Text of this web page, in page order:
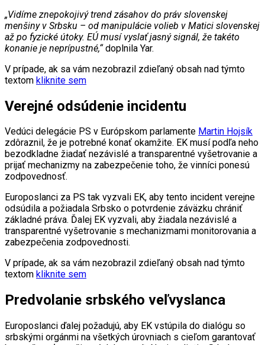
„Vidíme znepokojivý trend zásahov do práv slovenskej
menšiny v Srbsku – od manipulácie volieb v Matici slovenskej
až po fyzické útoky. EÚ musí vyslať jasný signál, že takéto
konanie je neprípustné,“doplnila Yar.
V prípade, ak sa vám nezobrazil zdieľaný obsah nad týmto
textom kliknite sem
Verejné odsúdenie incidentu
Vedúci delegácie PS v Európskom parlamente Martin Hojsík
zdôraznil, že je potrebné konať okamžite. EK musí podľa neho
bezodkladne žiadať nezávislé a transparentné vyšetrovanie a
prijať mechanizmy na zabezpečenie toho, že vinníci ponesú
zodpovednosť.
Europoslanci za PS tak vyzvali EK, aby tento incident verejne
odsúdila a požiadala Srbsko o potvrdenie záväzku chrániť
základné práva. Ďalej EK vyzvali, aby žiadala nezávislé a
transparentné vyšetrovanie s mechanizmami monitorovania a
zabezpečenia zodpovednosti.
V prípade, ak sa vám nezobrazil zdieľaný obsah nad týmto
textom kliknite sem
Predvolanie srbského veľvyslanca
Europoslanci ďalej požadujú, aby EK vstúpila do dialógu so
srbskými orgánmi na všetkých úrovniach s cieľom garantovať